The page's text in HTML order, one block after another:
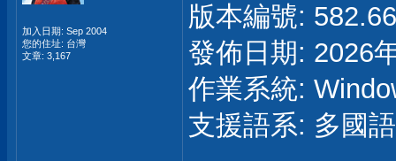
加入日期: Sep 2004
您的住址: 台灣
文章: 3,167
版本編號:
發佈日期: 2026
作業系統:
支援語系: 多國